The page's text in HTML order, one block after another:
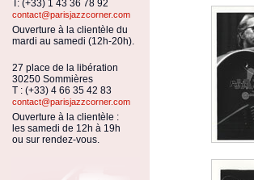
T: (+33) 1 43 36 78 92
contact@parisjazzcorner.com
Ouverture à la clientèle du
mardi au samedi (12h-20h).
27 place de la libération
30250 Sommières
T : (+33) 4 66 35 42 83
contact@parisjazzcorner.com
Ouverture à la clientèle :
les samedi de 12h à 19h
ou sur rendez-vous.